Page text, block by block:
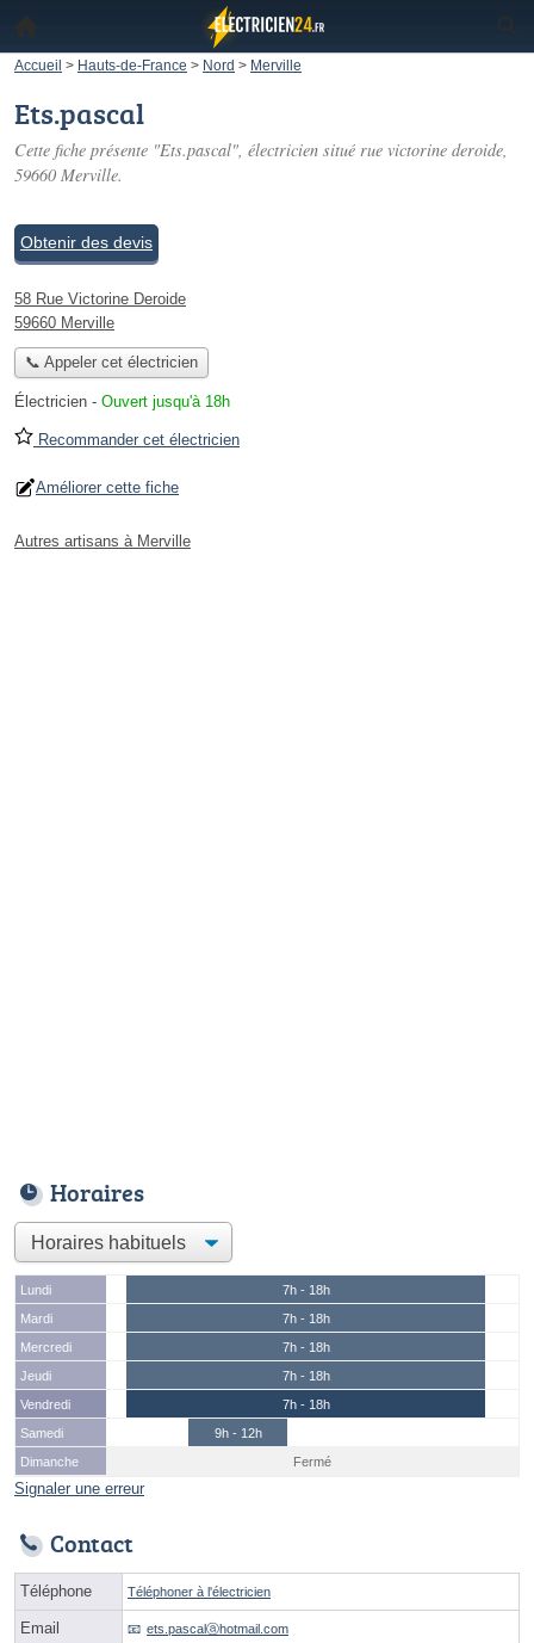
Accueil > Hauts-de-France > Nord > Merville
Ets.pascal
Cette fiche présente "Ets.pascal", électricien situé rue victorine deroide,
59660 Merville.
Obtenir des devis
58 Rue Victorine Deroide
59660 Merville
📞 Appeler cet électricien
Électricien - Ouvert jusqu'à 18h
Recommander cet électricien
Améliorer cette fiche
Autres artisans à Merville
Horaires
Lundi
7h - 18h
Mardi
7h - 18h
Mercredi
7h - 18h
Jeudi
7h - 18h
Vendredi
7h - 18h
Samedi
9h - 12h
Dimanche
Fermé
Signaler une erreur
Contact
Téléphone Téléphoner à l'électricien
Email ets.pascalⓐhotmail.com